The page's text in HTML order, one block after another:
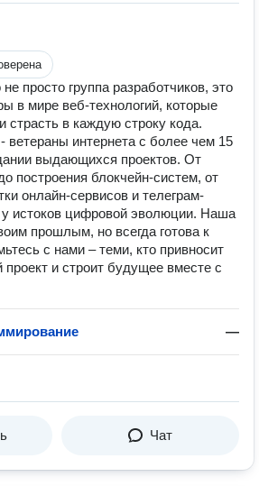
просто группа разработчиков, это
в мире веб-технологий, которые
страсть в каждую строку кода.
ветераны интернета с более чем 15
выдающихся проектов. От
построения блокчейн-систем, от
онлайн-сервисов и телеграм-
истоков цифровой эволюции. Наша
прошлым, но всегда готова к
с нами – теми, кто привносит
и строит будущее вместе с
—
Чат